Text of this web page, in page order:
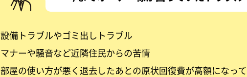
設備トラブルやゴミ出しトラブル
マナーや騒音など近隣住民からの苦情
部屋の使い方が悪く退去したあとの原状回復費が高額になっ